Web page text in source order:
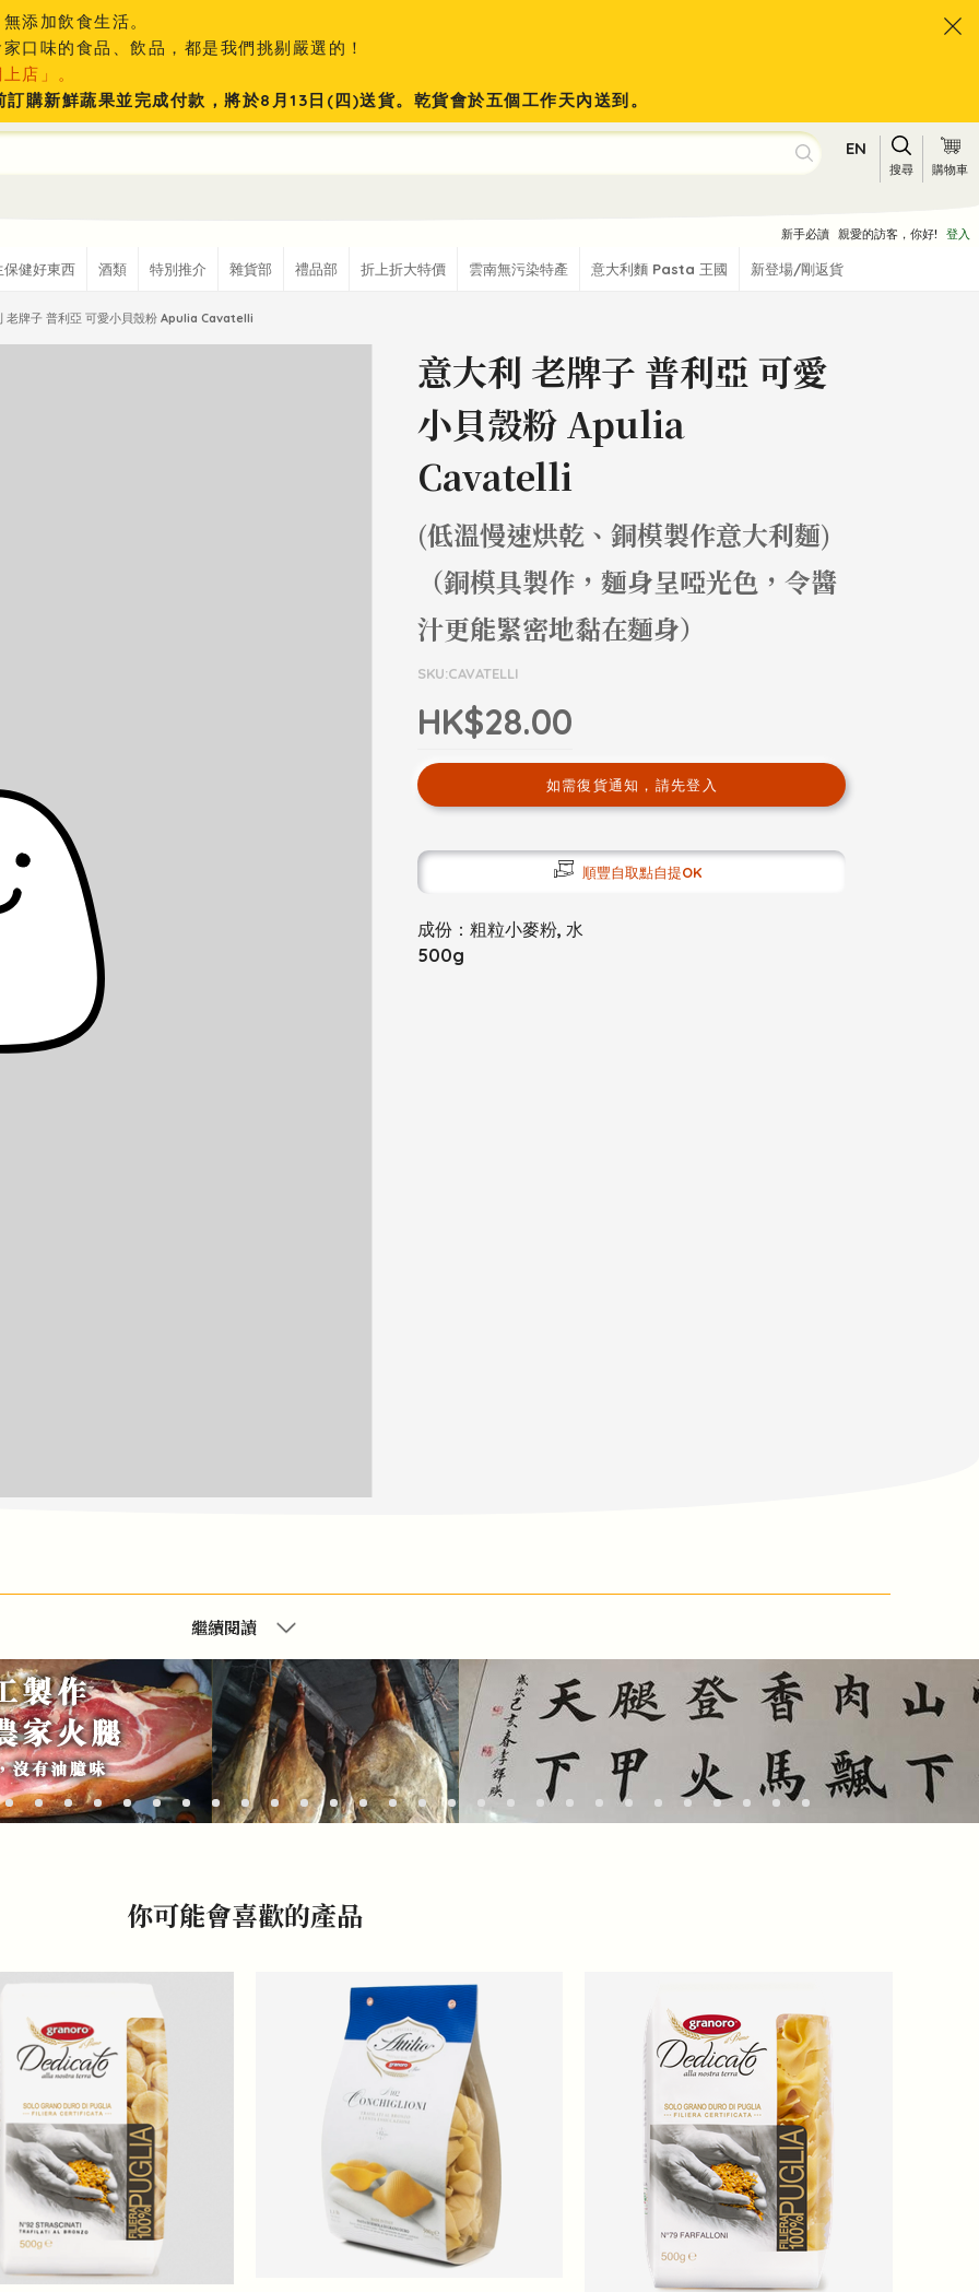
添加飲食生活。
口味的食品、飲品，都是我們挑剔嚴選的！
店」。
購新鮮蔬果並完成付款，將於8月13日(四)送貨。乾貨會於五個工作天內送到。
EN
搜尋 購物車
新手必讀 親愛的訪客，你好! 登入
保健好東西 酒類 特別推介 雜貨部 禮品部 折上折大特價 雲南無污染特產 意大利麵 Pasta 王國 新登場/剛返貨
老牌子 普利亞 可愛小貝殼粉 Apulia Cavatelli
意大利 老牌子 普利亞 可愛
小貝殼粉 Apulia
Cavatelli
(低溫慢速烘乾、銅模製作意大利麵)
（銅模具製作，麵身呈啞光色，令醬
汁更能緊密地黏在麵身）
SKU:CAVATELLI
HK$28.00
如需復貨通知，請先登入
順豐自取點自提OK
成份：粗粒小麥粉, 水
500g
繼續閱讀
你可能會喜歡的產品